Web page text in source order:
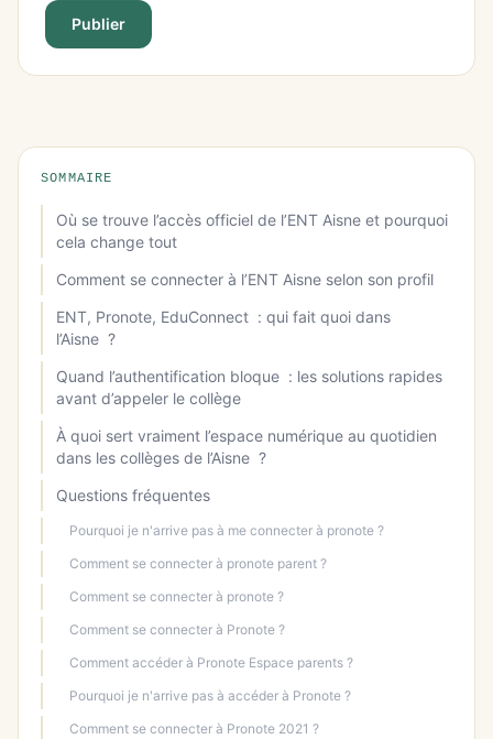
Publier
SOMMAIRE
Où se trouve l’accès officiel de l’ENT Aisne et pourquoi
cela change tout
Comment se connecter à l’ENT Aisne selon son profil
ENT, Pronote, EduConnect : qui fait quoi dans
l’Aisne ?
Quand l’authentification bloque : les solutions rapides
avant d’appeler le collège
À quoi sert vraiment l’espace numérique au quotidien
dans les collèges de l’Aisne ?
Questions fréquentes
Pourquoi je n'arrive pas à me connecter à pronote ?
Comment se connecter à pronote parent ?
Comment se connecter à pronote ?
Comment se connecter à Pronote ?
Comment accéder à Pronote Espace parents ?
Pourquoi je n'arrive pas à accéder à Pronote ?
Comment se connecter à Pronote 2021 ?